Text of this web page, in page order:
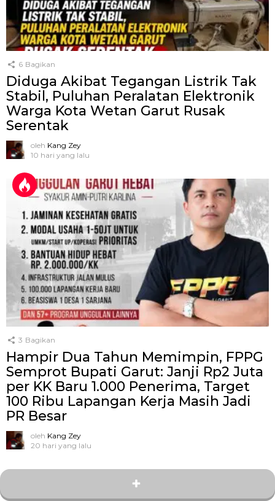
6 Bagikan
Diduga Akibat Tegangan Listrik Tak
Stabil, Puluhan Peralatan Elektronik
Warga Kota Wetan Garut Rusak
Serentak
oleh Kang Zey
10 hari yang lalu
3 Bagikan
Hampir Dua Tahun Memimpin, FPPG
Semprot Bupati Garut: Janji Rp2 Juta
per KK Baru 1.000 Penerima, Target
100 Ribu Lapangan Kerja Masih Jadi
PR Besar
oleh Kang Zey
20 hari yang lalu